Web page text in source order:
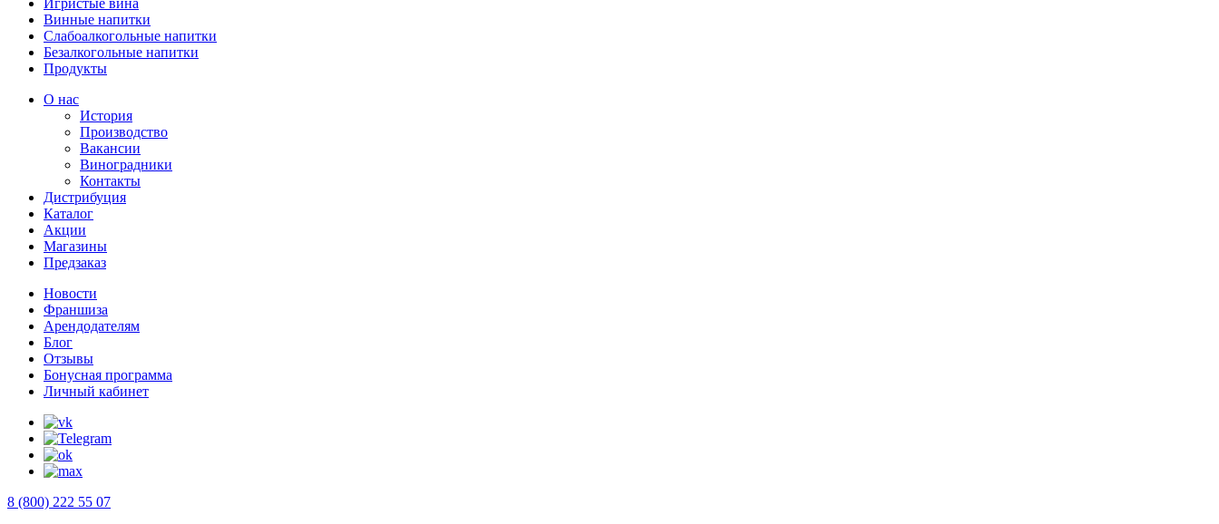
Игристые вина
Винные напитки
Слабоалкогольные напитки
Безалкогольные напитки
Продукты
О нас
История
Производство
Вакансии
Виноградники
Контакты
Дистрибуция
Каталог
Акции
Магазины
Предзаказ
Новости
Франшиза
Арендодателям
Блог
Отзывы
Бонусная программа
Личный кабинет
8 (800) 222 55 07